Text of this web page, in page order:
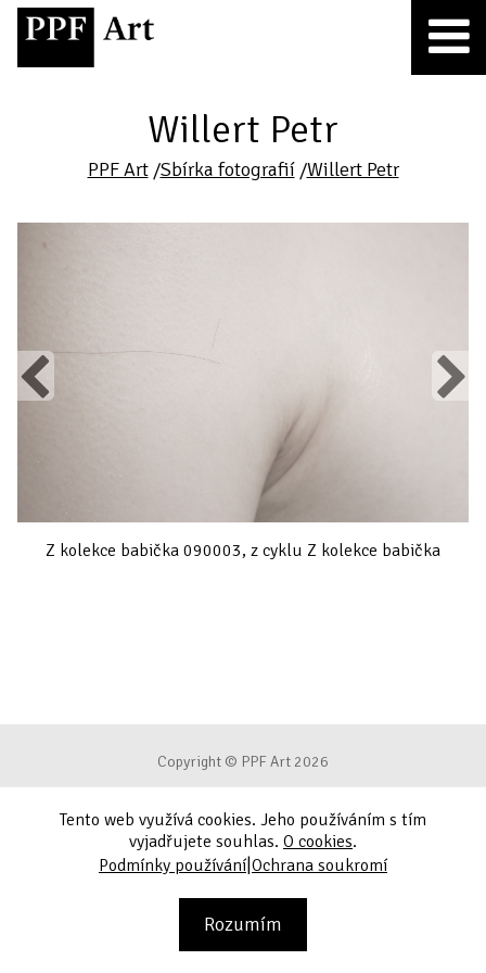
Willert Petr
PPF Art/Sbírka fotografií/Willert Petr
Previous
Z kolekce babička 090003, z cyklu Z kolekce babička
Next
Copyright © PPF Art 2026
Podmínky používání
Ochrana soukromí
Tento web využívá cookies. Jeho používáním s tím
vyjadřujete souhlas. O cookies.
Podmínky používání|Ochrana soukromí
Rozumím